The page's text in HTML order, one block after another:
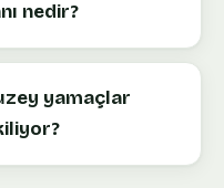
nedir?
yamaçlar